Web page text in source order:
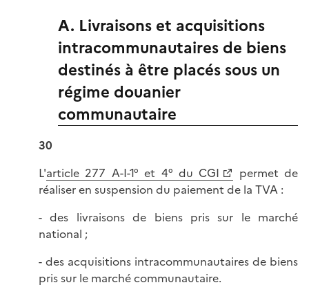
A. Livraisons et acquisitions
intracommunautaires de biens
destinés à être placés sous un
régime douanier
communautaire
30
L'article 277 A-I-1° et 4° du CGI
permet de
réaliser en suspension du paiement de la TVA :
- des livraisons de biens pris sur le marché
national ;
- des acquisitions intracommunautaires de biens
pris sur le marché communautaire.